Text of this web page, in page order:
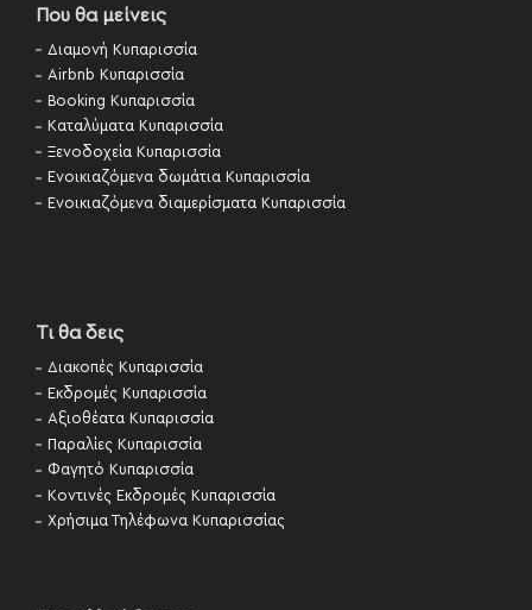
Που θα μείνεις
Διαμονή Κυπαρισσία
Airbnb Κυπαρισσία
Booking Κυπαρισσία
Καταλύματα Κυπαρισσία
Ξενοδοχεία Κυπαρισσία
Ενοικιαζόμενα δωμάτια Κυπαρισσία
Ενοικιαζόμενα διαμερίσματα Κυπαρισσία
Τι θα δεις
Διακοπές Κυπαρισσία
Εκδρομές Κυπαρισσία
Αξιοθέατα Κυπαρισσία
Παραλίες Κυπαρισσία
Φαγητό Κυπαρισσία
Κοντινές Εκδρομές Κυπαρισσία
Χρήσιμα Τηλέφωνα Κυπαρισσίας